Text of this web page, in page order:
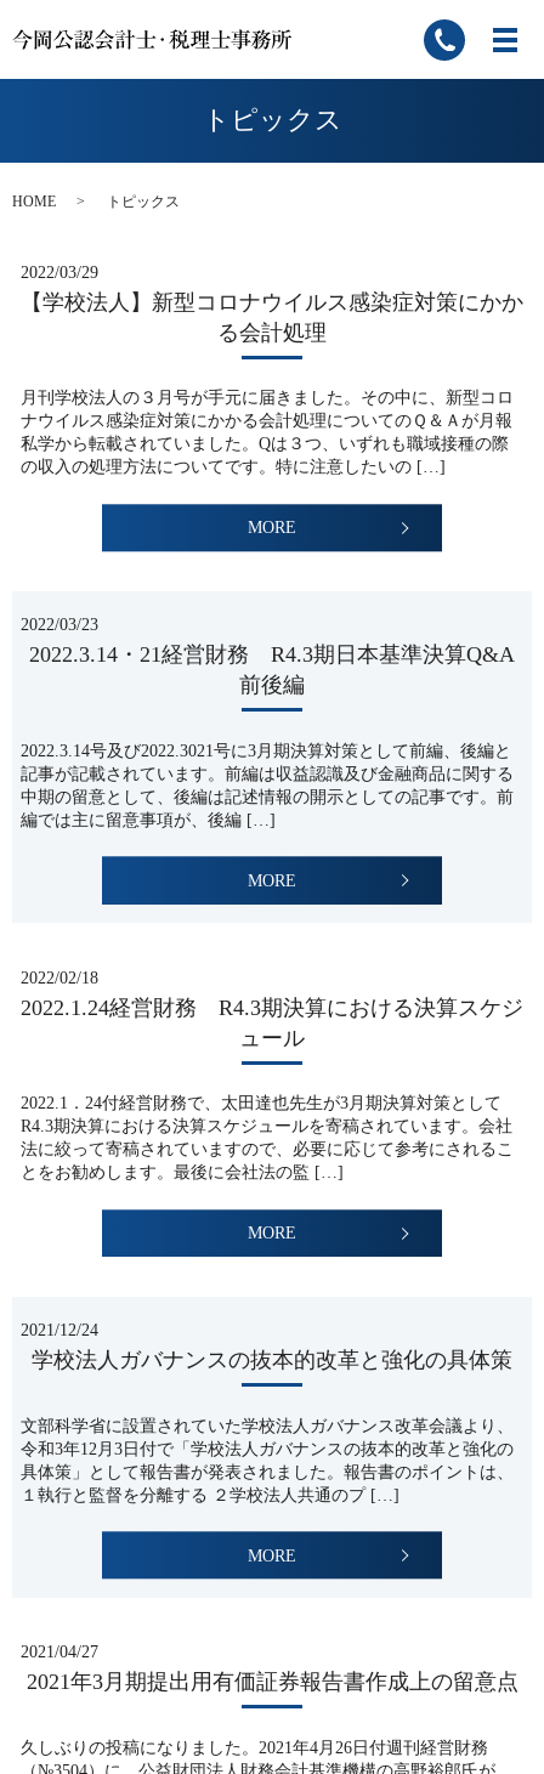
トピックス
HOME トピックス
2022/03/29
【学校法人】新型コロナウイルス感染症対策にかか
る会計処理
月刊学校法人の３月号が手元に届きました。その中に、新型コロ
ナウイルス感染症対策にかかる会計処理についてのＱ＆Ａが月報
私学から転載されていました。Qは３つ、いずれも職域接種の際
の収入の処理方法についてです。特に注意したいの […]
MORE
2022/03/23
2022.3.14・21経営財務 R4.3期日本基準決算Q&A
前後編
2022.3.14号及び2022.3021号に3月期決算対策として前編、後編と
記事が記載されています。前編は収益認識及び金融商品に関する
中期の留意として、後編は記述情報の開示としての記事です。前
編では主に留意事項が、後編 […]
MORE
2022/02/18
2022.1.24経営財務 R4.3期決算における決算スケジ
ュール
2022.1．24付経営財務で、太田達也先生が3月期決算対策として
R4.3期決算における決算スケジュールを寄稿されています。会社
法に絞って寄稿されていますので、必要に応じて参考にされるこ
とをお勧めします。最後に会社法の監 […]
MORE
2021/12/24
学校法人ガバナンスの抜本的改革と強化の具体策
文部科学省に設置されていた学校法人ガバナンス改革会議より、
令和3年12月3日付で「学校法人ガバナンスの抜本的改革と強化の
具体策」として報告書が発表されました。報告書のポイントは、
１執行と監督を分離する ２学校法人共通のプ […]
MORE
2021/04/27
2021年3月期提出用有価証券報告書作成上の留意点
久しぶりの投稿になりました。2021年4月26日付週刊経営財務